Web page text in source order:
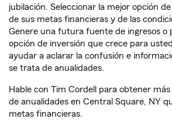
jubilación. Seleccionar la mejor opción
de sus metas financieras y de las
Genere una futura fuente de ingresos o
opción de inversión que crece para
ayudar a aclarar la confusión e
se trata de anualidades.
Hable con Tim Cordell para obtener
de anualidades en Central Square, NY
metas financieras.